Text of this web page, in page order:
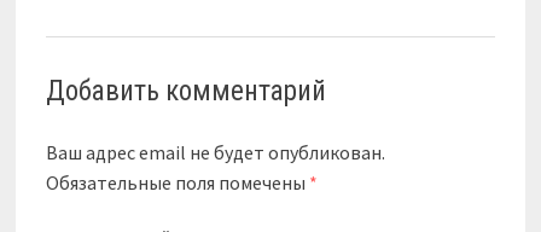
Добавить комментарий
Ваш адрес email не будет опубликован.
Обязательные поля помечены *